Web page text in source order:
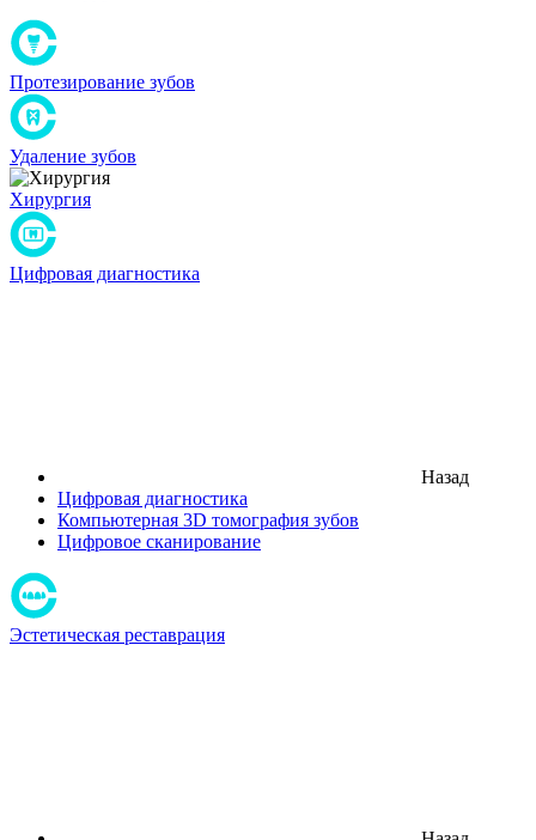
Протезирование зубов
Удаление зубов
Хирургия
Цифровая диагностика
Назад
Цифровая диагностика
Компьютерная 3D томография зубов
Цифровое сканирование
Эстетическая реставрация